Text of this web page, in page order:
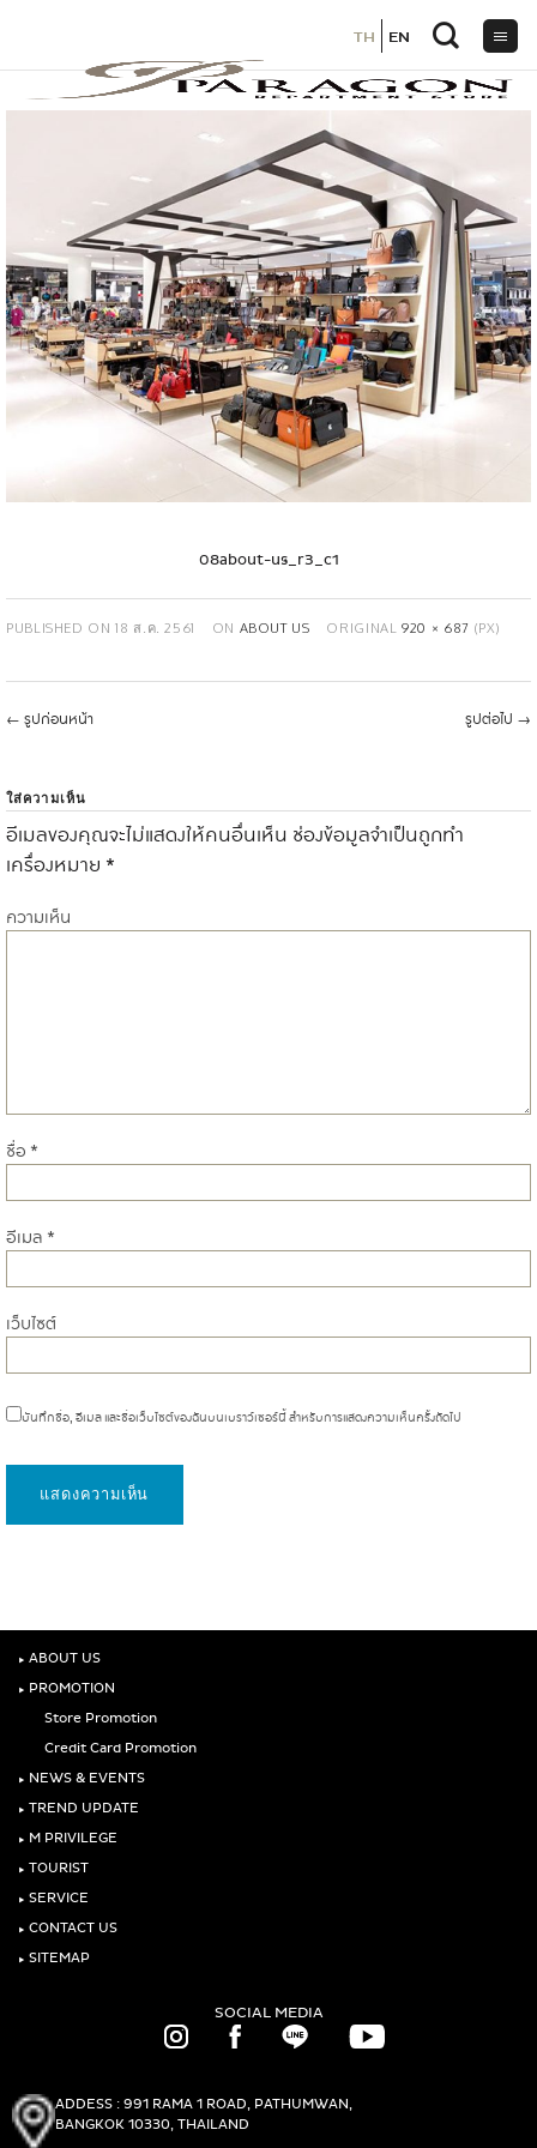
08about-us_r3_c1
PUBLISHED ON18 ส.ค. 2561 ON ABOUT US ORIGINAL920 × 687 (PX)
← รูปก่อนหน้า รูปต่อไป →
ใส่ความเห็น
อีเมลของคุณจะไม่แสดงให้คนอื่นเห็น ช่องข้อมูลจำเป็นถูกทำ
เครื่องหมาย *
ความเห็น
ชื่อ *
อีเมล *
เว็บไซต์
บันทึกชื่อ, อีเมล และชื่อเว็บไซต์ของฉันบนเบราว์เซอร์นี้ สำหรับการแสดงความเห็นครั้งถัดไป
‣ ABOUT US
‣ PROMOTION
Store Promotion
Credit Card Promotion
‣ NEWS & EVENTS
‣ TREND UPDATE
‣ M PRIVILEGE
‣ TOURIST
‣ SERVICE
‣ CONTACT US
‣ SITEMAP
SOCIAL MEDIA
ADDESS : 991 RAMA 1 ROAD, PATHUMWAN,
BANGKOK 10330, THAILAND
TH EN
TH EN